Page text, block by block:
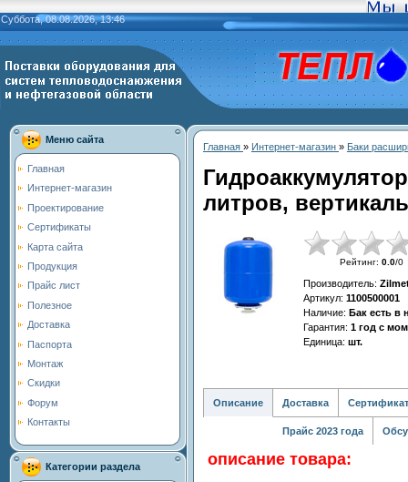
Суббота, 08.08.2026, 13:46
Меню сайта
Главная
Интернет-магазин
Проектирование
Сертификаты
Карта сайта
Продукция
Прайс лист
Полезное
Доставка
Паспорта
Монтаж
Скидки
Форум
Контакты
Категории раздела
Главная » Интернет-магазин » Баки
литров,
Рейтинг: 0.0/0
Производитель:
Артикул: 1100500001
Наличие: Бак есть в
Гарантия: 1 год с
Единица: шт.
Описание Доставка Сертификат
Прайс 2023 года
описание товара: